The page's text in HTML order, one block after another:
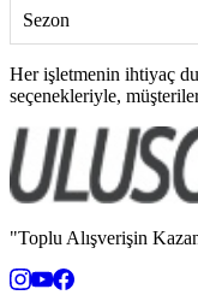
Sezon
Her işletmenin ihtiyaç
seçenekleriyle,
"Toplu Alışverişin